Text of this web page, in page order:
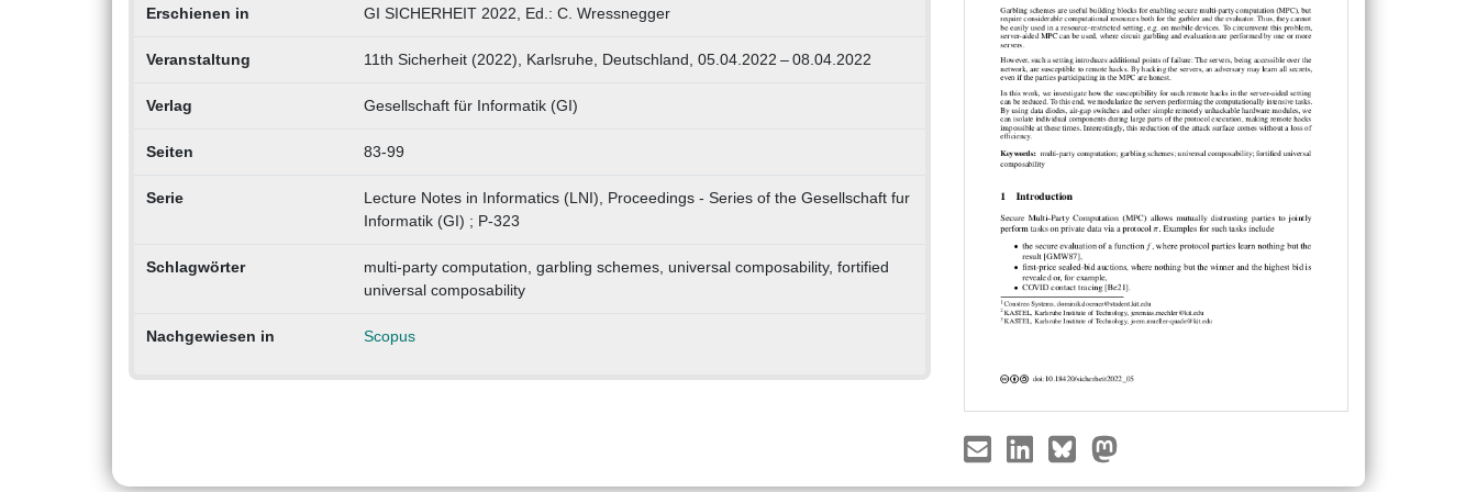
Erschienen in GI SICHERHEIT 2022, Ed.: C. Wressnegger
Veranstaltung 11th Sicherheit (2022), Karlsruhe, Deutschland, 05.04.2022 – 08.04.2022
Verlag Gesellschaft für Informatik (GI)
Seiten 83-99
Serie
Lecture Notes in Informatics (LNI), Proceedings - Series of the Gesellschaft fur
Informatik (GI) ; P-323
Schlagwörter
multi-party computation, garbling schemes, universal composability, fortified
universal composability
Nachgewiesen in Scopus